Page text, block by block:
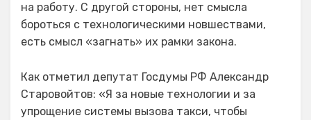
на работу. С другой стороны, нет смысла
бороться с технологическими новшествами,
есть смысл «загнать» их рамки закона.
Как отметил депутат Госдумы РФ Александр
Старовойтов: «Я за новые технологии и за
упрощение системы вызова такси, чтобы